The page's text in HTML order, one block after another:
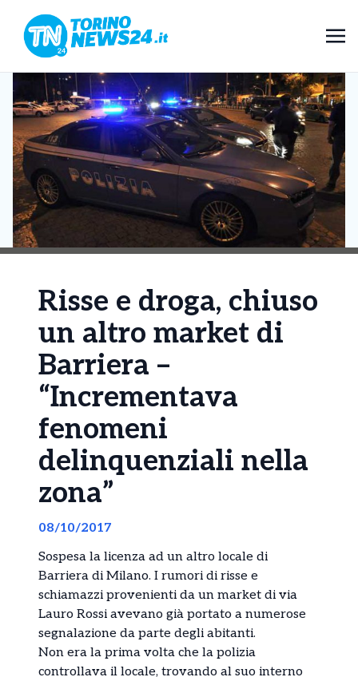
Risse e droga, chiuso
un altro market di
Barriera –
“Incrementava
fenomeni
delinquenziali nella
zona”
08/10/2017
Sospesa la licenza ad un altro locale di
Barriera di Milano. I rumori di risse e
schiamazzi provenienti da un market di via
Lauro Rossi avevano già portato a numerose
segnalazione da parte degli abitanti.
Non era la prima volta che la polizia
controllava il locale, trovando al suo interno